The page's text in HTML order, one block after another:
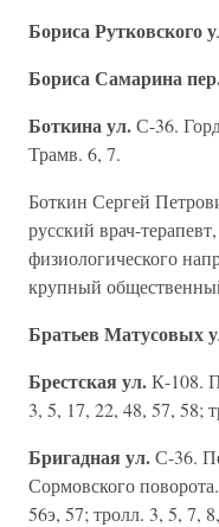
Бориса Рутковского
Бориса Самарина
Боткина ул.С-36.
Трамв. 6, 7.
Боткин Сергей
русский врач-
физиологического
крупный
Братьев Матусовых
Брестская ул.К-108.
3, 5, 17, 22, 48, 57, 58;
Бригадная ул.С-36.
Сормовского
56э, 57; тролл. 3, 5, 7,